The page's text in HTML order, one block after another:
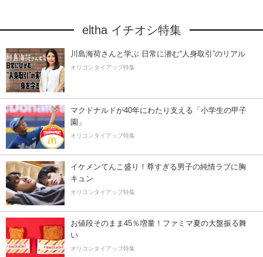
eltha イチオシ特集
川島海荷さんと学ぶ 日常に潜む“人身取引”のリアル
オリコンタイアップ特集
マクドナルドが40年にわたり支える「小学生の甲子
園」
オリコンタイアップ特集
イケメンてんこ盛り！尊すぎる男子の純情ラブに胸
キュン
オリコンタイアップ特集
お値段そのまま45％増量！ファミマ夏の大盤振る舞
い
オリコンタイアップ特集